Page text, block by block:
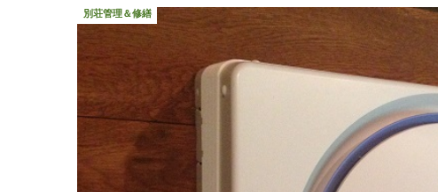
別荘管理＆修繕